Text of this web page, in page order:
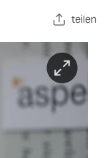
teilen